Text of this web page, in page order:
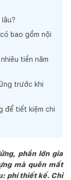
bao gồm nội
tiền năm
trước khi
để tiết kiệm chi
phần lớn gia
mà quên mất
phí thiết kế. Chỉ